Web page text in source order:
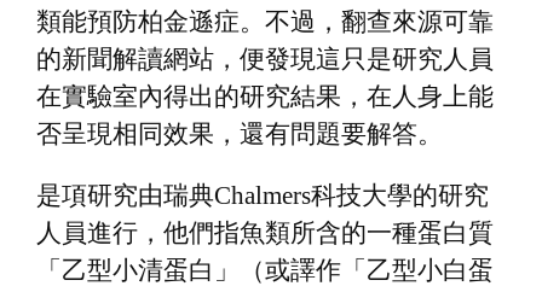
類能預防柏金遜症。不過，翻查來源可靠
的新聞解讀網站，便發現這只是研究人員
在實驗室內得出的研究結果，在人身上能
否呈現相同效果，還有問題要解答。
是項研究由瑞典Chalmers科技大學的研究
人員進行，他們指魚類所含的一種蛋白質
「乙型小清蛋白」（或譯作「乙型小白蛋